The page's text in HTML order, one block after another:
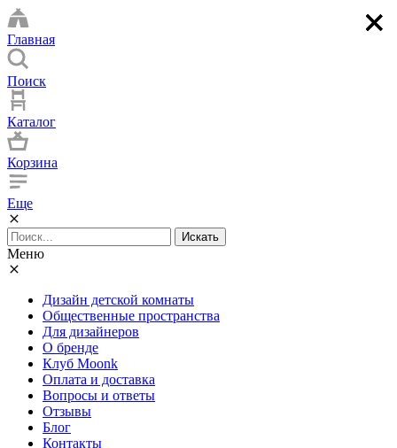
Главная
Поиск
Каталог
Корзина
Еще
Искать
Меню
Дизайн детской комнаты
Общественные пространства
Для дизайнеров
О бренде
Клуб Moonk
Оплата и доставка
Вопросы и ответы
Отзывы
Блог
Контакты
×
×
×
×